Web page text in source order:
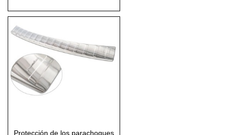
Protección de los parachoques